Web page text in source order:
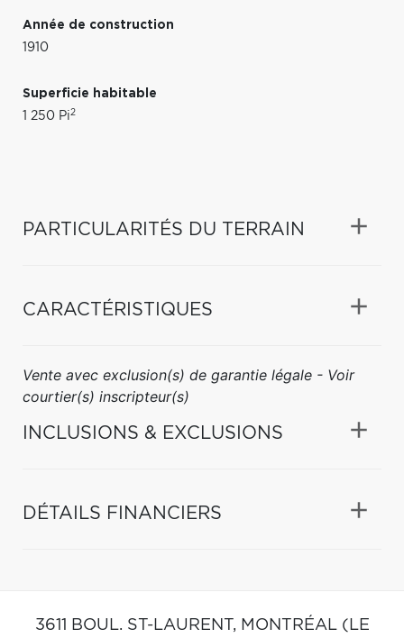
Année de construction
1910
Superficie habitable
1 250 Pi2
PARTICULARITÉS DU TERRAIN
CARACTÉRISTIQUES
Vente avec exclusion(s) de garantie légale - Voir
courtier(s) inscripteur(s)
INCLUSIONS & EXCLUSIONS
DÉTAILS FINANCIERS
3611 BOUL. ST-LAURENT, MONTRÉAL (LE